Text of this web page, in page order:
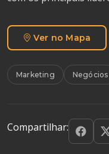
Ver no Mapa
Marketing Negócios
Compartilhar: